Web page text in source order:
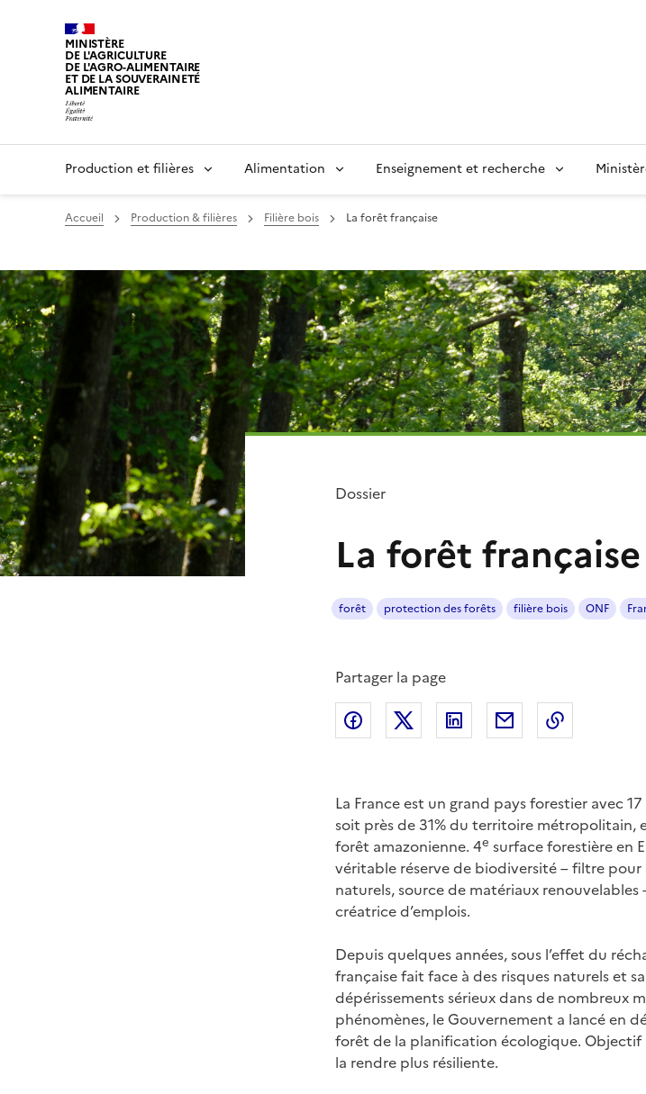
MINISTÈRE
DE L'AGRICULTURE
DE L'AGRO-ALIMENTAIRE
ET DE LA SOUVERAINETÉ
ALIMENTAIRE
Production et filières Alimentation Enseignement et recherche
Accueil Production & filières Filière bois La forêt française
Dossier
La forêt française
forêt protection des forêts filière bois ONF
Partager la page
Partager sur Facebook
Partager sur Twitter
Partager sur LinkedIn
Partager par email
La France est un grand pays forestier avec
soit près de 31% du territoire métropolitain,
forêt amazonienne. 4e surface forestière en
véritable réserve de biodiversité – filtre pour
naturels, source de matériaux
créatrice d’emplois.
Depuis quelques années, sous l’effet du
française fait face à des risques naturels et
dépérissements sérieux dans de nombreux
phénomènes, le Gouvernement a lancé en
forêt de la planification écologique.
la rendre plus résiliente.